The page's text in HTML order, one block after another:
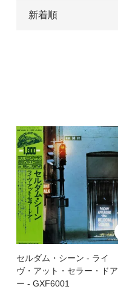
セルダム・シーン - ライ
ヴ・アット・セラー・ドア
ー - GXF6001